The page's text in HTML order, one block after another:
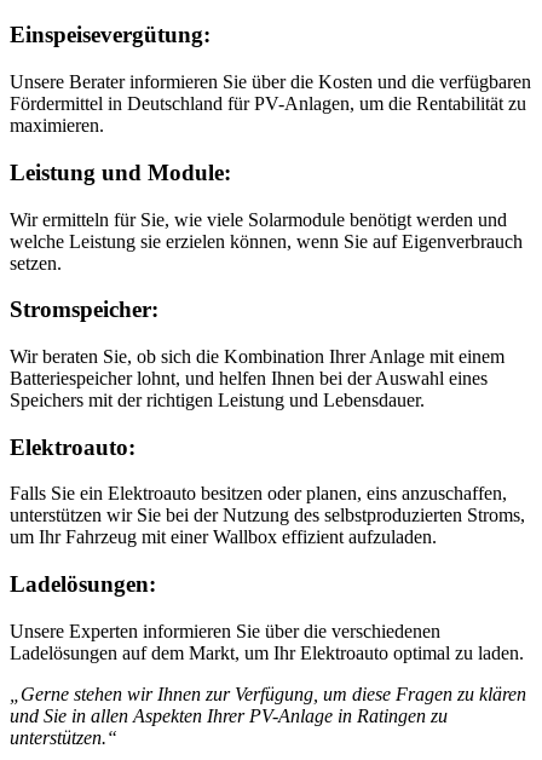
Einspeisevergütung:
Unsere Berater informieren Sie über die Kosten und die verfügbaren
Fördermittel in Deutschland für PV-Anlagen, um die Rentabilität zu
maximieren.
Leistung und Module:
Wir ermitteln für Sie, wie viele Solarmodule benötigt werden und
welche Leistung sie erzielen können, wenn Sie auf Eigenverbrauch
setzen.
Stromspeicher:
Wir beraten Sie, ob sich die Kombination Ihrer Anlage mit einem
Batteriespeicher lohnt, und helfen Ihnen bei der Auswahl eines
Speichers mit der richtigen Leistung und Lebensdauer.
Elektroauto:
Falls Sie ein Elektroauto besitzen oder planen, eins anzuschaffen,
unterstützen wir Sie bei der Nutzung des selbstproduzierten Stroms,
um Ihr Fahrzeug mit einer Wallbox effizient aufzuladen.
Ladelösungen:
Unsere Experten informieren Sie über die verschiedenen
Ladelösungen auf dem Markt, um Ihr Elektroauto optimal zu laden.
„Gerne stehen wir Ihnen zur Verfügung, um diese Fragen zu klären
und Sie in allen Aspekten Ihrer PV-Anlage in Ratingen zu
unterstützen.“